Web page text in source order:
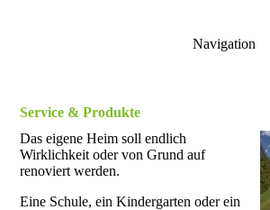
Navigation
Service & Produkte
Das eigene Heim soll endlich
Wirklichkeit oder von Grund auf
renoviert werden.
Eine Schule, ein Kindergarten oder ein